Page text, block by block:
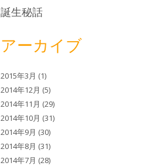
誕生秘話
アーカイブ
2015年3月 (1)
2014年12月 (5)
2014年11月 (29)
2014年10月 (31)
2014年9月 (30)
2014年8月 (31)
2014年7月 (28)